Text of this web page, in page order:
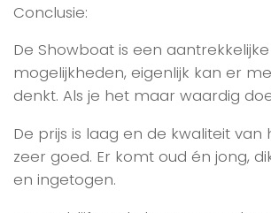
Conclusie:
De Showboat is een
mogelijkheden, eigenlijk kan er
denkt. Als je het maar waardig
De prijs is laag en de kwaliteit van
zeer goed. Er komt oud én jong,
en ingetogen.